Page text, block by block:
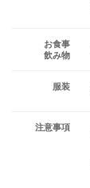
お食事
飲み物
服装
注意事項